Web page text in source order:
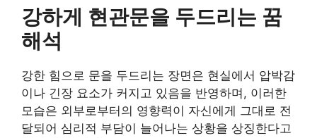
강하게 현관문을 두드리는 꿈
해석
강한 힘으로 문을 두드리는 장면은 현실에서 압박감
이나 긴장 요소가 커지고 있음을 반영하며, 이러한
모습은 외부로부터의 영향력이 자신에게 그대로 전
달되어 심리적 부담이 늘어나는 상황을 상징한다고